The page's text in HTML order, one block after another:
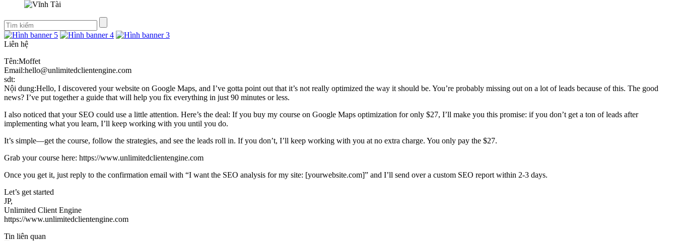
Liên hệ
Tên:Moffet
Email:hello@unlimitedclientengine.com
sdt:
Nội dung:Hello, I discovered your website on Google Maps, and I’ve gotta point out that it’s not really optimized the way it should be. You’re probably missing out on a lot of leads because of this. The good
news? I’ve put together a guide that will help you fix everything in just 90 minutes or less.
I also noticed that your SEO could use a little attention. Here’s the deal: If you buy my course on Google Maps optimization for only $27, I’ll make you this promise: if you don’t get a ton of leads after
implementing what you learn, I’ll keep working with you until you do.
It’s simple—get the course, follow the strategies, and see the leads roll in. If you don’t, I’ll keep working with you at no extra charge. You only pay the $27.
Grab your course here: https://www.unlimitedclientengine.com
Once you get it, just reply to the confirmation email with “I want the SEO analysis for my site: [yourwebsite.com]” and I’ll send over a custom SEO report within 2-3 days.
Let’s get started
JP,
Unlimited Client Engine
https://www.unlimitedclientengine.com
Tin liên quan